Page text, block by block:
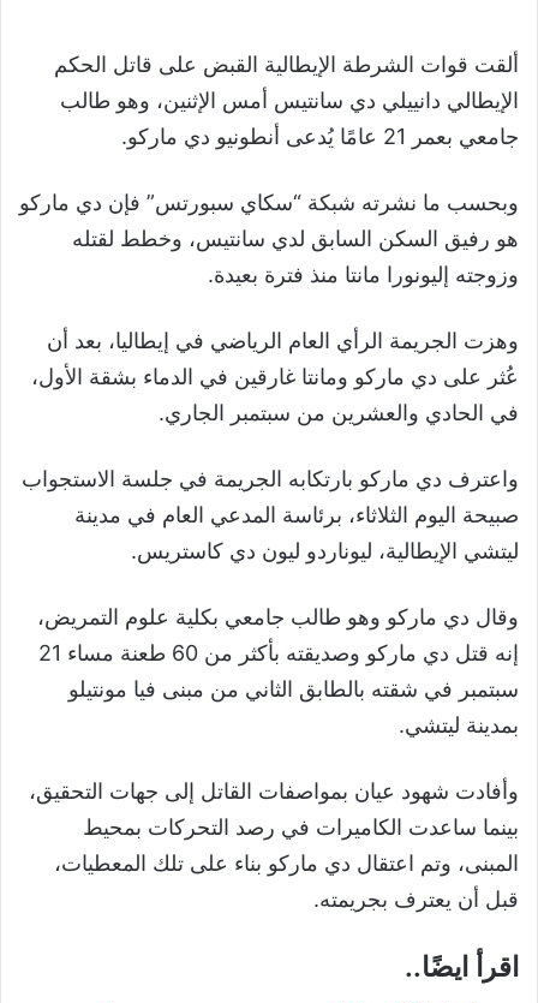
ألقت قوات الشرطة الإيطالية القبض على قاتل الحكم
الإيطالي دانييلي دي سانتيس أمس الإثنين، وهو طالب
جامعي بعمر 21 عامًا يُدعى أنطونيو دي ماركو.
وبحسب ما نشرته شبكة “سكاي سبورتس” فإن دي ماركو
هو رفيق السكن السابق لدي سانتيس، وخطط لقتله
وزوجته إليونورا مانتا منذ فترة بعيدة.
وهزت الجريمة الرأي العام الرياضي في إيطاليا، بعد أن
عُثر على دي ماركو ومانتا غارقين في الدماء بشقة الأول،
في الحادي والعشرين من سبتمبر الجاري.
واعترف دي ماركو بارتكابه الجريمة في جلسة الاستجواب
صبيحة اليوم الثلاثاء، برئاسة المدعي العام في مدينة
ليتشي الإيطالية، ليوناردو ليون دي كاستريس.
وقال دي ماركو وهو طالب جامعي بكلية علوم التمريض،
إنه قتل دي ماركو وصديقته بأكثر من 60 طعنة مساء 21
سبتمبر في شقته بالطابق الثاني من مبنى فيا مونتيلو
بمدينة ليتشي.
وأفادت شهود عيان بمواصفات القاتل إلى جهات التحقيق،
بينما ساعدت الكاميرات في رصد التحركات بمحيط
المبنى، وتم اعتقال دي ماركو بناء على تلك المعطيات،
قبل أن يعترف بجريمته.
اقرأ ايضًا..